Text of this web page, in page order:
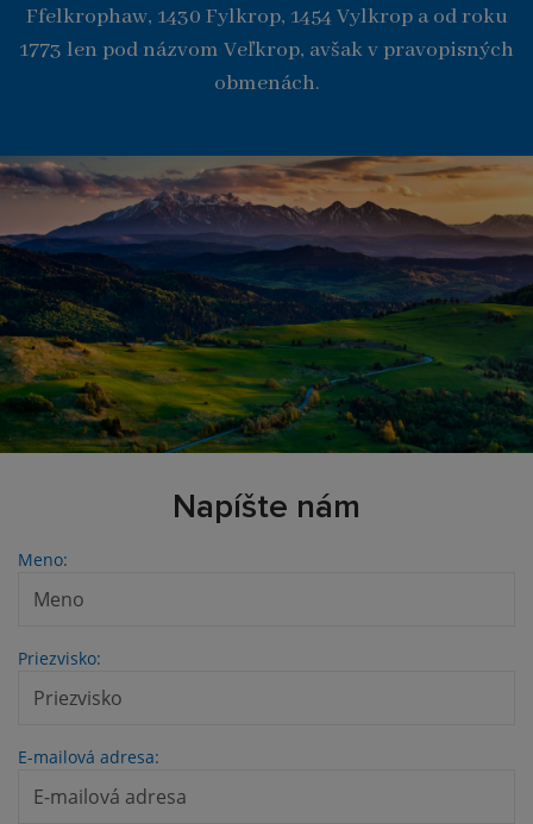
Ffelkrophaw, 1430 Fylkrop, 1454 Vylkrop a od roku
1773 len pod názvom Veľkrop, avšak v pravopisných
obmenách.
Napíšte nám
Meno:
Priezvisko:
E-mailová adresa: